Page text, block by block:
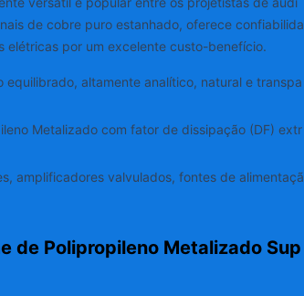
de cobre puro estanhado, oferece confiabilida
por um excelente custo-benefício.
equilibrado, altamente analítico, natural e transpa
Metalizado com fator de dissipação (DF) extr
amplificadores valvulados, fontes de alimentaçã
de Polipropileno Metalizado Sup